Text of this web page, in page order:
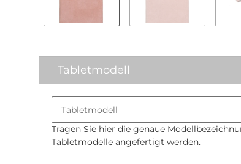
Tabletmodell
Tragen Sie hier die genaue
Tabletmodelle angefertigt werden.